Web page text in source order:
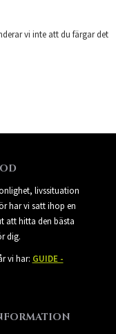
vi inte att du färgar det
livssituation
har vi satt ihop en
att hitta den bästa
dig.
vi har: GUIDE -